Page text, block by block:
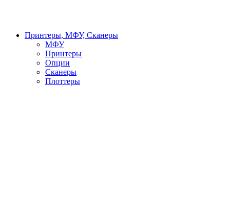
Принтеры, МФУ, Сканеры
МФУ
Принтеры
Опции
Сканеры
Плоттеры